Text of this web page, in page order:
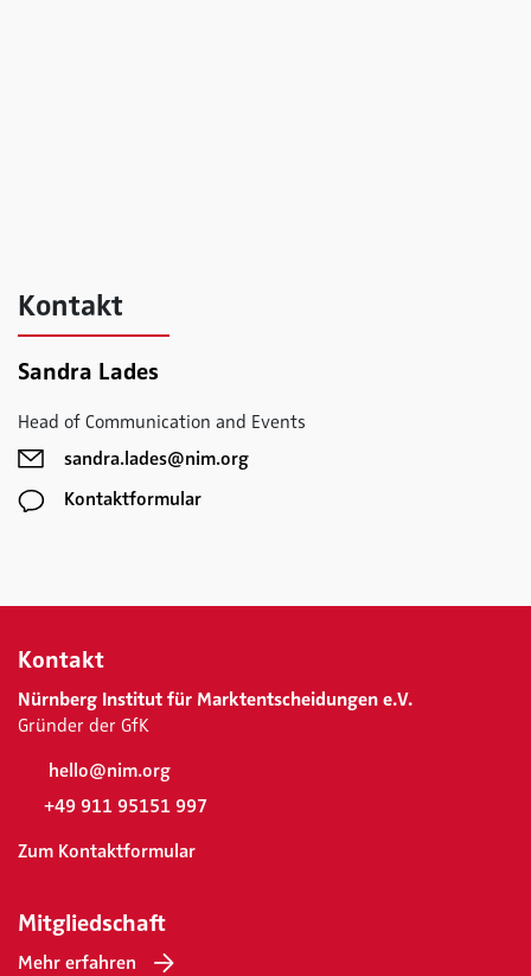
Kontakt
Sandra Lades
Head of Communication and Events
sandra.lades@nim.org
Kontaktformular
Kontakt
Nürnberg Institut für Marktentscheidungen e.V.
Gründer der GfK
hello@nim.org
+49 911 95151 997
Zum Kontaktformular
Mitgliedschaft
Mehr erfahren